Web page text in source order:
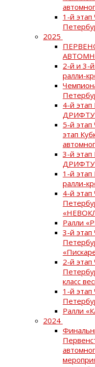
1-й
2025
2-й и 3-
ралли-
4-й
ДРИФТУ
5-й
этап
3-й
ДРИФТУ
1-й этап
ралли-
4-й
Ралли
3-й этап
2-й
класс
1-й
Ралли
2024